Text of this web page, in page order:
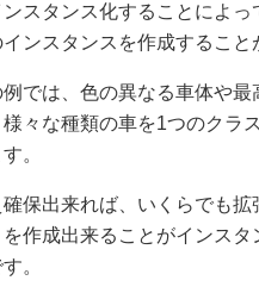
スタンス化することによっ
ンスタンスを作成すること
では、色の異なる車体や最
々な種類の車を1つのクラ
。
確保出来れば、いくらでも拡
作成出来ることがインスタ
。